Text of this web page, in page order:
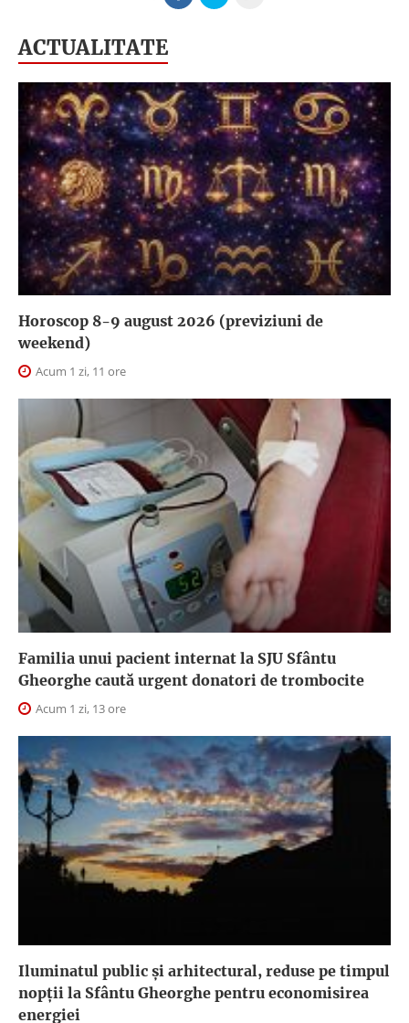
ACTUALITATE
Horoscop 8-9 august 2026 (previziuni de
weekend)
Acum 1 zi, 11 ore
Familia unui pacient internat la SJU Sfântu
Gheorghe caută urgent donatori de trombocite
Acum 1 zi, 13 ore
Iluminatul public şi arhitectural, reduse pe timpul
nopţii la Sfântu Gheorghe pentru economisirea
energiei